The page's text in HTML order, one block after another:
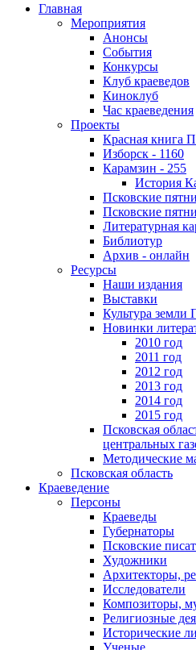
Главная
Мероприятия
Анонсы
События
Конкурсы
Клуб краеведов
Киноклуб
Час краеведения
Проекты
Красная книга
Изборск - 1160
Карамзин - 255
История
Псковские
Псковские
Литературная
Библиотур
Архив - онлайн
Ресурсы
Наши издания
Выставки
Культура земли
Новинки
2010 год
2011 год
2012 год
2013 год
2014 год
2015 год
Псковская
центральных
Методические
Псковская область
Краеведение
Персоны
Краеведы
Губернаторы
Псковские
Художники
Архитекторы,
Исследователи
Композиторы,
Религиозные
Исторические
Ученые